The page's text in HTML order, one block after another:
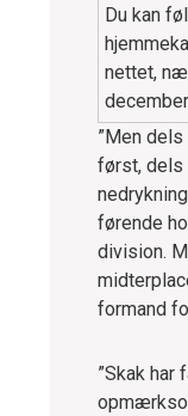
Du kan
nettet,
”Men
først, dels
førende
division.
formand
”Skak har